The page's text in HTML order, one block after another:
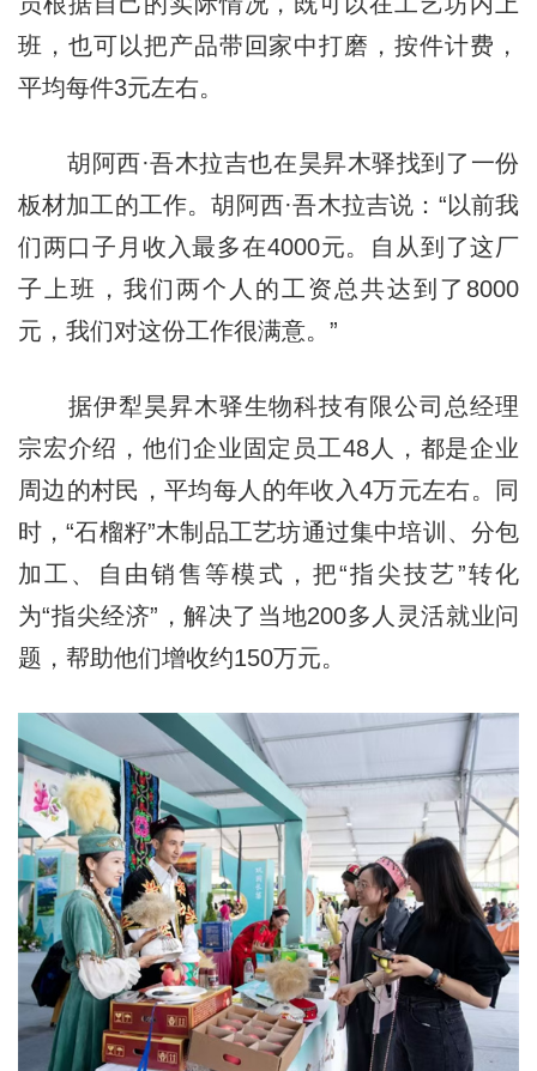
班，也可以把产品带回家中打磨，按件计费，
平均每件3元左右。
胡阿西·吾木拉吉也在昊昇木驿找到了一份
板材加工的工作。胡阿西·吾木拉吉说：“以前我
们两口子月收入最多在4000元。自从到了这厂
子上班，我们两个人的工资总共达到了8000
元，我们对这份工作很满意。”
据伊犁昊昇木驿生物科技有限公司总经理
宗宏介绍，他们企业固定员工48人，都是企业
周边的村民，平均每人的年收入4万元左右。同
时，“石榴籽”木制品工艺坊通过集中培训、分包
加工、自由销售等模式，把“指尖技艺”转化
为“指尖经济”，解决了当地200多人灵活就业问
题，帮助他们增收约150万元。